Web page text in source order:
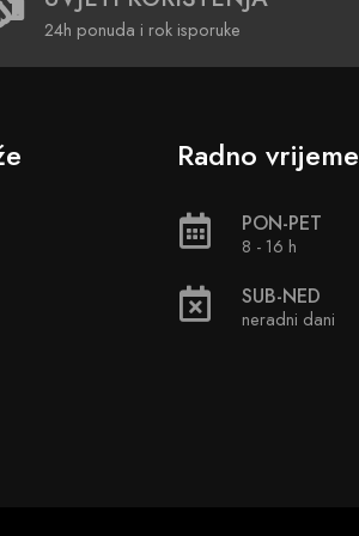
24h ponuda i rok isporuke
Radno vrijeme
PON-PET
8 - 16 h
SUB-NED
neradni dani